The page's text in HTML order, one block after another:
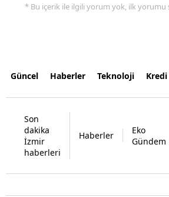
* Bu içerik ile ilgili yorum yok, ilk yorumu
Güncel Haberler Teknoloji Kredi
Son
dakika
İzmir
haberleri
Haberler
Eko
Gündem